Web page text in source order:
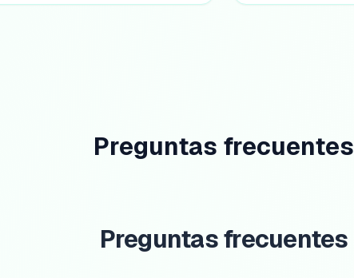
Preguntas frecuentes
Preguntas frecuentes